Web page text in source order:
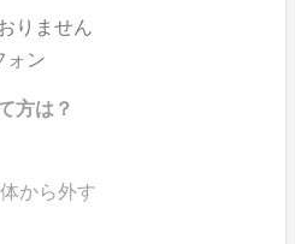
りません
ォン
方は？
から外す